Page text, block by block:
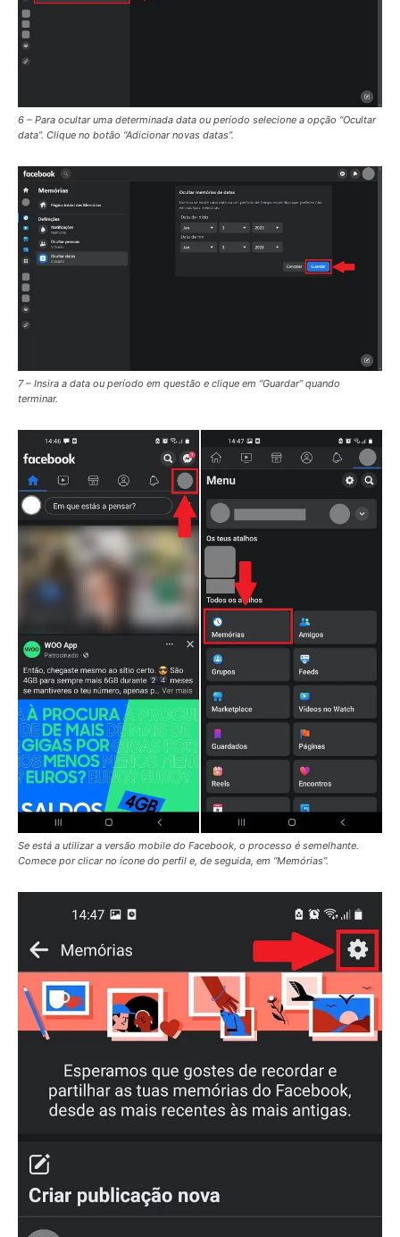
6 – Para ocultar uma determinada data ou período selecione a opção “Ocultar
data”. Clique no botão “Adicionar novas datas”.
7 – Insira a data ou período em questão e clique em “Guardar” quando
terminar.
Se está a utilizar a versão mobile do Facebook, o processo é semelhante.
Comece por clicar no ícone do perfil e, de seguida, em “Memórias”.